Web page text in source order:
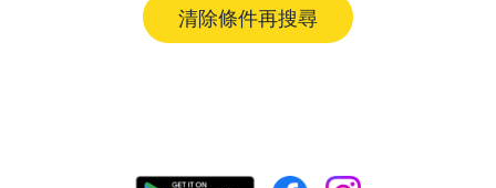
清除條件再搜尋